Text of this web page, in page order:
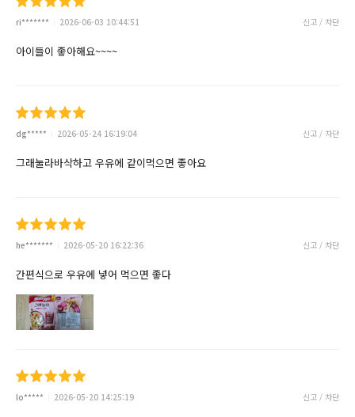
ri******* 2026-06-03 10:44:51 신고 / 차단
아이들이 좋아해요~~~~
dg***** 2026-05-24 16:19:04 신고 / 차단
그래눌라바삭하고 우유에 같이먹으면 좋아요
he******* 2026-05-20 16:22:36 신고 / 차단
간편식으로 우유에 넣어 먹으면 좋다
lo***** 2026-05-20 14:25:19 신고 / 차단